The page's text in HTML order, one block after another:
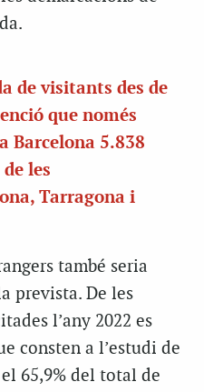
de visitants des de
que només
Barcelona 5.838
les
Tarragona i
també seria
prevista. De les
l’any 2022 es
consten a l’estudi de
65,9% del total de